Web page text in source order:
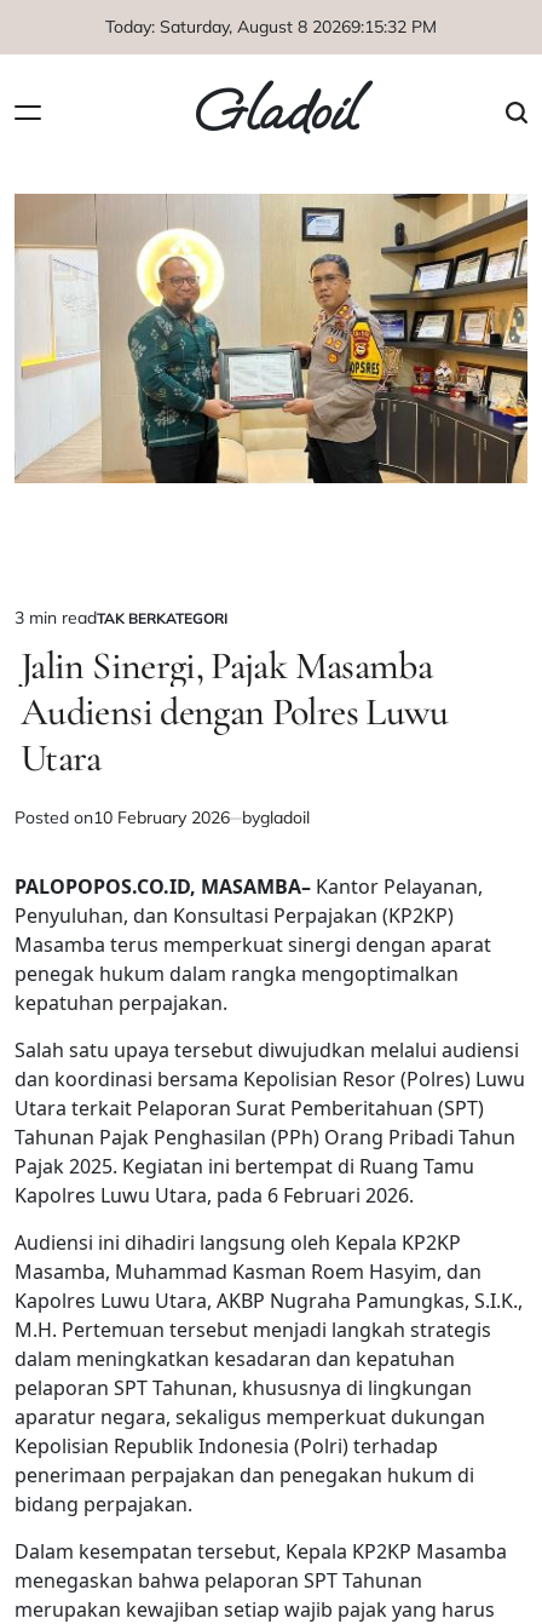
Today: Saturday, August 8 20269:15:32 PM
Gladoil
Estimated
read
time
3 min readPOSTED
IN
TAK BERKATEGORI
Jalin Sinergi, Pajak Masamba
Audiensi dengan Polres Luwu
Utara
Posted on10 February 2026 bygladoil
PALOPOPOS.CO.ID, MASAMBA– Kantor Pelayanan,
Penyuluhan, dan Konsultasi Perpajakan (KP2KP)
Masamba terus memperkuat sinergi dengan aparat
penegak hukum dalam rangka mengoptimalkan
kepatuhan perpajakan.
Salah satu upaya tersebut diwujudkan melalui audiensi
dan koordinasi bersama Kepolisian Resor (Polres) Luwu
Utara terkait Pelaporan Surat Pemberitahuan (SPT)
Tahunan Pajak Penghasilan (PPh) Orang Pribadi Tahun
Pajak 2025. Kegiatan ini bertempat di Ruang Tamu
Kapolres Luwu Utara, pada 6 Februari 2026.
Audiensi ini dihadiri langsung oleh Kepala KP2KP
Masamba, Muhammad Kasman Roem Hasyim, dan
Kapolres Luwu Utara, AKBP Nugraha Pamungkas, S.I.K.,
M.H. Pertemuan tersebut menjadi langkah strategis
dalam meningkatkan kesadaran dan kepatuhan
pelaporan SPT Tahunan, khususnya di lingkungan
aparatur negara, sekaligus memperkuat dukungan
Kepolisian Republik Indonesia (Polri) terhadap
penerimaan perpajakan dan penegakan hukum di
bidang perpajakan.
Dalam kesempatan tersebut, Kepala KP2KP Masamba
menegaskan bahwa pelaporan SPT Tahunan
merupakan kewajiban setiap wajib pajak yang harus